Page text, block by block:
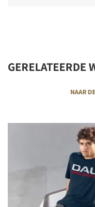
COMPARE
GERELATEERDE
NAAR